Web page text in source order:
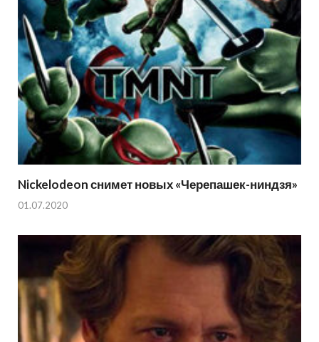
Nickelodeon снимет новых «Черепашек-ниндзя»
01.07.2020